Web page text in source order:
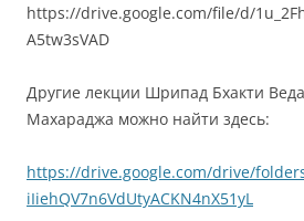
https://drive.google.com/file/d/
A5tw3sVAD
Другие лекции Шрипад Бхакти
Махараджа можно найти здесь:
https://drive.google.com/drive/
iIiehQV7n6VdUtyACKN4nX51yL